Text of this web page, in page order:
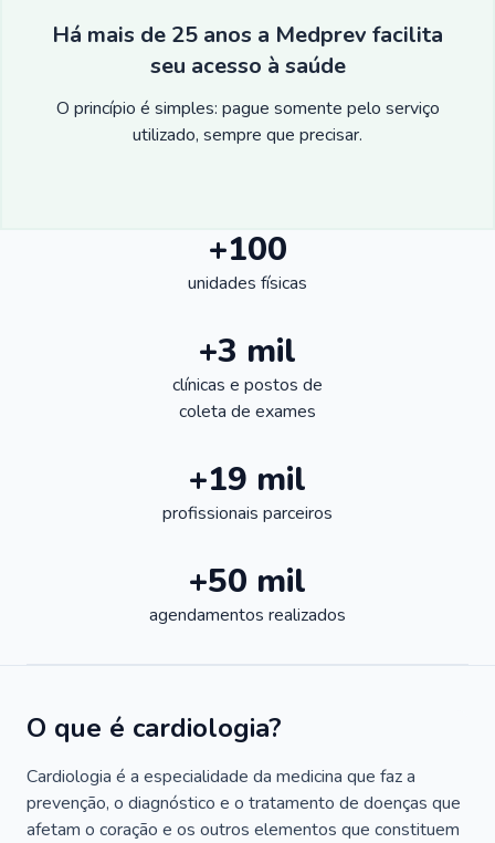
Há mais de 25 anos a Medprev facilita
seu acesso à saúde
O princípio é simples: pague somente pelo serviço
utilizado, sempre que precisar.
+100
unidades físicas
+3 mil
clínicas e postos de
coleta de exames
+19 mil
profissionais parceiros
+50 mil
agendamentos realizados
O que é cardiologia?
Cardiologia é a especialidade da medicina que faz a
prevenção, o diagnóstico e o tratamento de doenças que
afetam o coração e os outros elementos que constituem